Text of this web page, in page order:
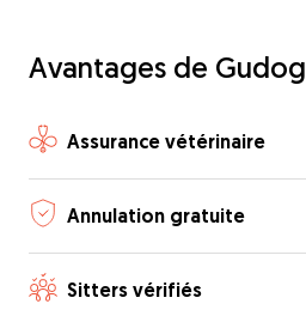
Avantages de Gudog
Assurance vétérinaire
Annulation gratuite
Sitters vérifiés